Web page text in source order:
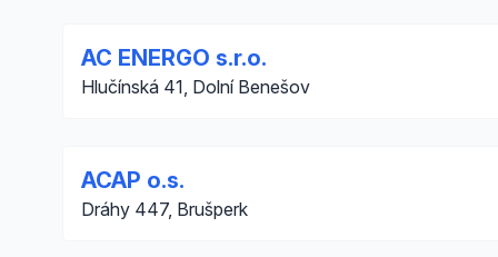
AC ENERGO s.r.o.
Hlučínská 41, Dolní Benešov
ACAP o.s.
Dráhy 447, Brušperk